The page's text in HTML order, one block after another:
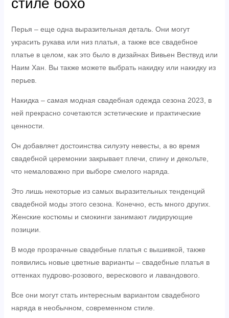
стиле бохо
Перья – еще одна выразительная деталь. Они могут
украсить рукава или низ платья, а также все свадебное
платье в целом, как это было в дизайнах Вивьен Вествуд или
Наим Хан. Вы также можете выбрать накидку или накидку из
перьев.
Накидка – самая модная свадебная одежда сезона 2023, в
ней прекрасно сочетаются эстетические и практические
ценности.
Он добавляет достоинства силуэту невесты, а во время
свадебной церемонии закрывает плечи, спину и декольте,
что немаловажно при выборе смелого наряда.
Это лишь некоторые из самых выразительных тенденций
свадебной моды этого сезона. Конечно, есть много других.
Женские костюмы и смокинги занимают лидирующие
позиции.
В моде прозрачные свадебные платья с вышивкой, также
появились новые цветные варианты – свадебные платья в
оттенках пудрово-розового, верескового и лавандового.
Все они могут стать интересным вариантом свадебного
наряда в необычном, современном стиле.